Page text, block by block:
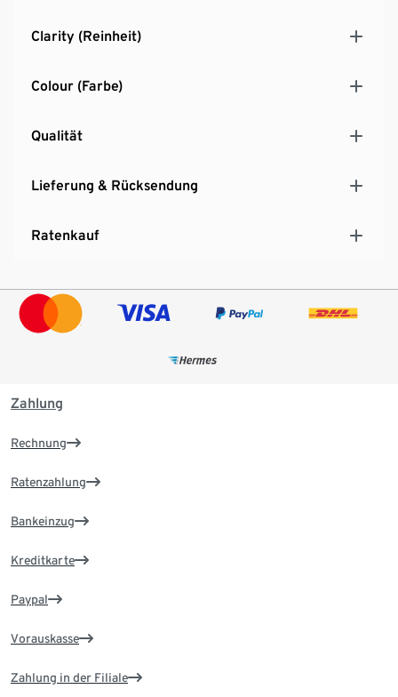
Clarity (Reinheit)
Colour (Farbe)
Qualität
Lieferung & Rücksendung
Ratenkauf
Zahlung
Rechnung
Ratenzahlung
Bankeinzug
Kreditkarte
Paypal
Vorauskasse
Zahlung in der Filiale